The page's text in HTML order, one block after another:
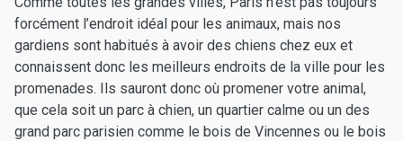
forcément l’endroit idéal pour les animaux, mais nos
gardiens sont habitués à avoir des chiens chez eux et
connaissent donc les meilleurs endroits de la ville pour les
promenades. Ils sauront donc où promener votre animal,
que cela soit un parc à chien, un quartier calme ou un des
grand parc parisien comme le bois de Vincennes ou le bois